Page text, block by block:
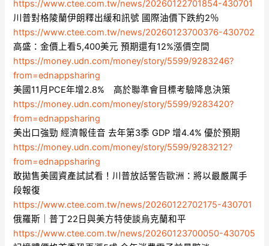
https://www.ctee.com.tw/news/20260122701854-430701
川普對格陵蘭伊朗釋出緩和訊號 國際油價下跌約2％
https://www.ctee.com.tw/news/20260123700376-430702
高盛：金價上看5,400美元 預期還有12%漲價空間
https://money.udn.com/money/story/5599/9283246?
from=ednappsharing
美國11月PCE年增2.8% 高於聯準會目標考驗降息決策
https://money.udn.com/money/story/5599/9283420?
from=ednappsharing
美出口強勁 經濟報佳音 去年第3季 GDP 增4.4% 優於預期
https://money.udn.com/money/story/5599/9283212?
from=ednappsharing
敢拋售美國資產試試看！川普放話警告歐洲：將以最嚴厲手
段報復
https://www.ctee.com.tw/news/20260122702175-430701
俄羅斯｜普丁22日與美方特使談烏克蘭和平
https://www.ctee.com.tw/news/20260123700050-430705